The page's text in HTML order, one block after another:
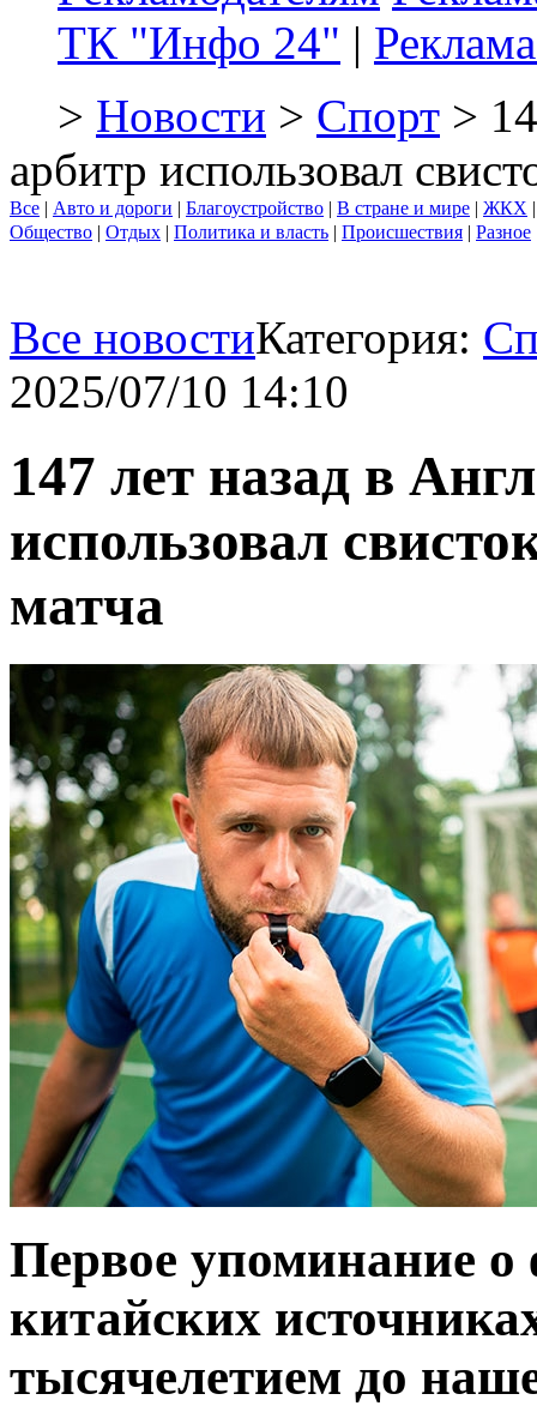
ТК "Инфо 24" |
> Новости > Спорт >
арбитр использовал
Все | Авто и дороги | Благоустройство | В стране и мире | ЖКХ
Общество | Отдых | Политика и власть | Происшествия | Разное
Все новостиКатегория:
2025/07/10 14:10
147 лет назад в
использовал
матча
Первое упоминание
китайских
тысячелетием до